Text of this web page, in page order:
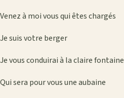
Venez à moi vous qui êtes chargés
Je suis votre berger
Je vous conduirai à la claire fontaine
Qui sera pour vous une aubaine